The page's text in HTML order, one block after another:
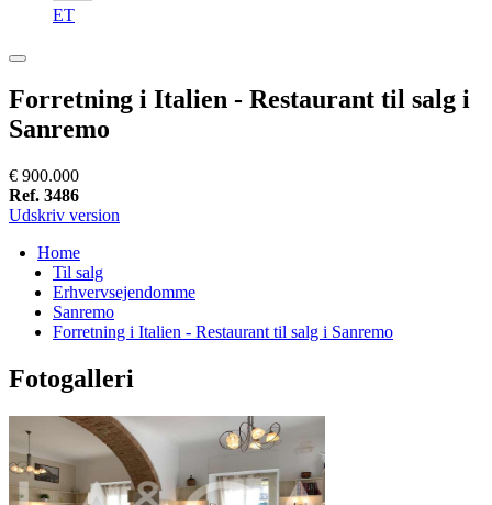
ET
Forretning i Italien - Restaurant til salg i
Sanremo
€ 900.000
Ref. 3486
Udskriv version
Home
Til salg
Erhvervsejendomme
Sanremo
Forretning i Italien - Restaurant til salg i Sanremo
Fotogalleri